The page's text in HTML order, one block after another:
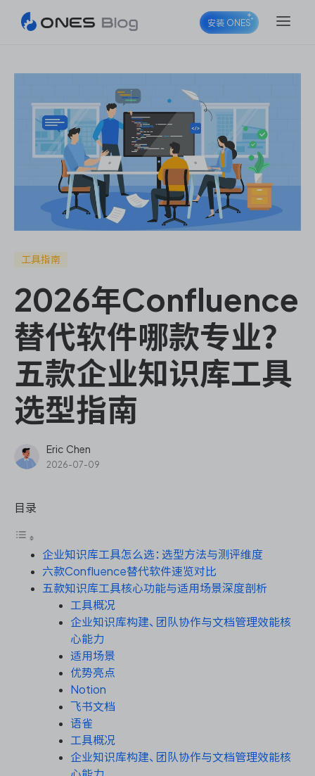
ONES Project
ONES Wiki
ONES Desk
ONES Assistant
敏捷研发管理
企业知识库管理
研发效能管理
DevOps
资源和工时管理
服务台和工单管理
IPD 研发管理
ASPICE 研发管理
安装 ONES
工具指南
2026年Confluence
替代软件哪款专业？
五款企业知识库工具
选型指南
Eric Chen
2026-07-09
目录
企业知识库工具怎么选：选型方法与测评维度
六款Confluence替代软件速览对比
五款知识库工具核心功能与适用场景深度剖析
工具概况
企业知识库构建、团队协作与文档管理效能核
心能力
适用场景
优势亮点
Notion
飞书文档
语雀
工具概况
企业知识库构建、团队协作与文档管理效能核